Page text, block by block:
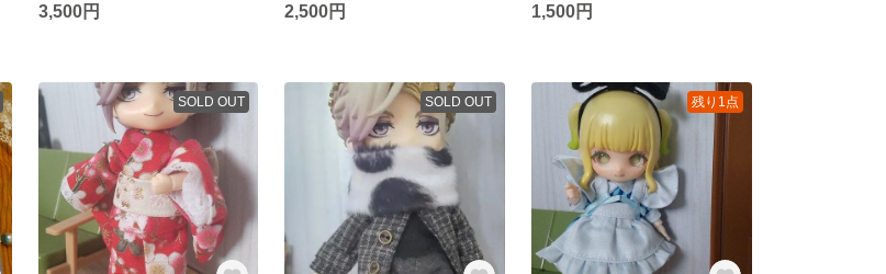
3,500円 2,500円 1,500円
SOLD OUT SOLD OUT 残り1点